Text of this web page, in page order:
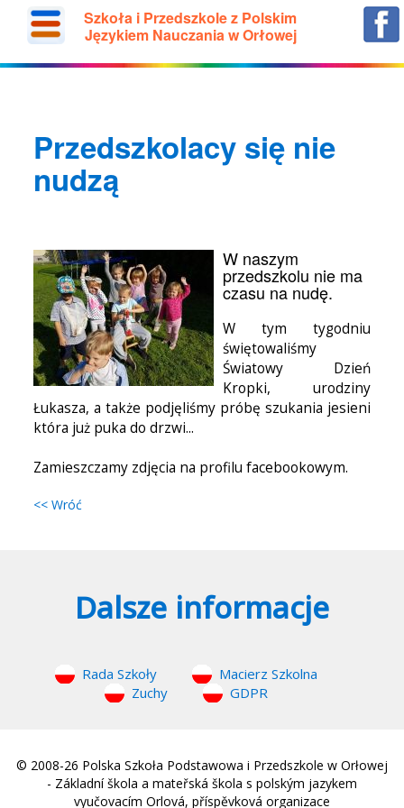
Szkoła i Przedszkole z Polskim
Językiem Nauczania w Orłowej
Przedszkolacy się nie
nudzą
W naszym
przedszkolu nie ma
czasu na nudę.
W tym tygodniu
świętowaliśmy
Światowy Dzień
Kropki, urodziny
Łukasza, a także podjęliśmy próbę szukania jesieni
która już puka do drzwi...
Zamieszczamy zdjęcia na profilu facebookowym.
<< Wróć
Dalsze informacje
Rada Szkoły
Macierz Szkolna
Zuchy
GDPR
© 2008-26 Polska Szkoła Podstawowa i Przedszkole w Orłowej
- Základní škola a mateřská škola s polským jazykem
vyučovacím Orlová, příspěvková organizace